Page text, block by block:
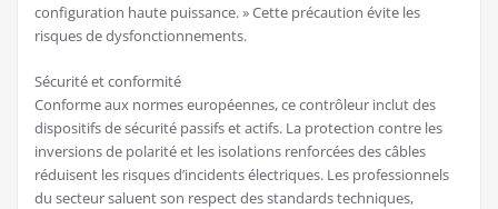
configuration haute puissance. » Cette précaution évite les
risques de dysfonctionnements.
Sécurité et conformité
Conforme aux normes européennes, ce contrôleur inclut des
dispositifs de sécurité passifs et actifs. La protection contre les
inversions de polarité et les isolations renforcées des câbles
réduisent les risques d’incidents électriques. Les professionnels
du secteur saluent son respect des standards techniques,